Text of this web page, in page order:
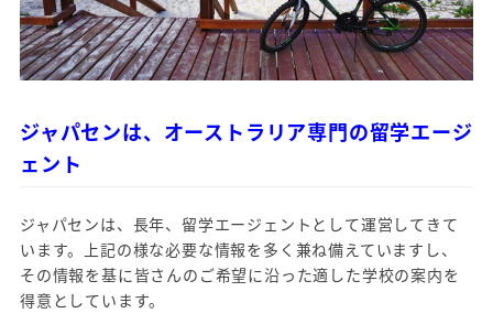
ジャパセンは、オーストラリア専門の留学エージ
ェント
ジャパセンは、長年、留学エージェントとして運営してきて
います。上記の様な必要な情報を多く兼ね備えていますし、
その情報を基に皆さんのご希望に沿った適した学校の案内を
得意としています。